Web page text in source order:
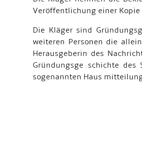
Veröffentlichung einer Kopie
Die Kläger sind
weiteren Personen die
Herausgeberin des
Gründungsge schichte
sogenannten Haus